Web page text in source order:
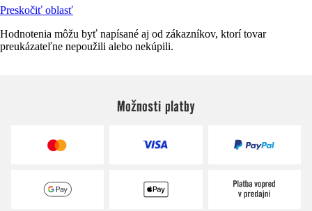
Preskočiť oblasť
Hodnotenia môžu byť napísané aj od zákazníkov, ktorí tovar
preukázateľne nepoužili alebo nekúpili.
Možnosti platby